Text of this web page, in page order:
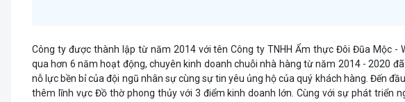
Công ty được thành lập từ năm 2014 với tên Công ty TNHH Ẩm thực Đôi Đũa Mộc -
qua hơn 6 năm hoạt động, chuyên kinh doanh chuỗi nhà hàng từ năm 2014 - 2020
nỗ lực bền bỉ của đội ngũ nhân sự cùng sự tin yêu ủng hộ của quý khách hàng. Đến
thêm lĩnh vực Đồ thờ phong thủy với 3 điểm kinh doanh lớn. Cùng với sự phát triển